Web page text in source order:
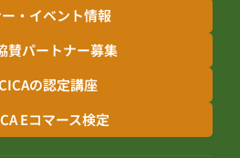
・イベント情報
賛パートナー募集
の認定講座
Eコマース検定